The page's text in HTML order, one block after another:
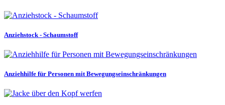
Anziehstock - Schaumstoff
Anziehhilfe für Personen mit Bewegungseinschränkungen